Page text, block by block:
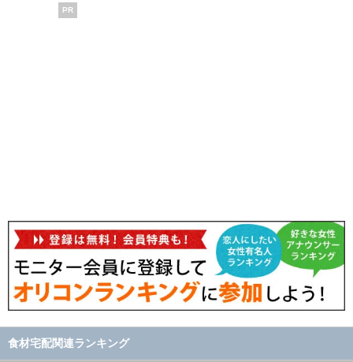
PR
食材宅配関連ランキング